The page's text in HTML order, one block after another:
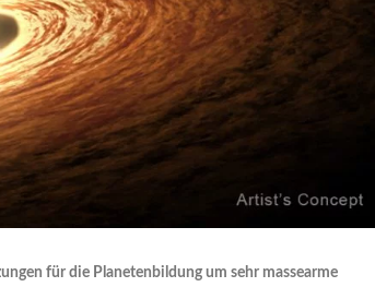
für die Planetenbildung um sehr massearme